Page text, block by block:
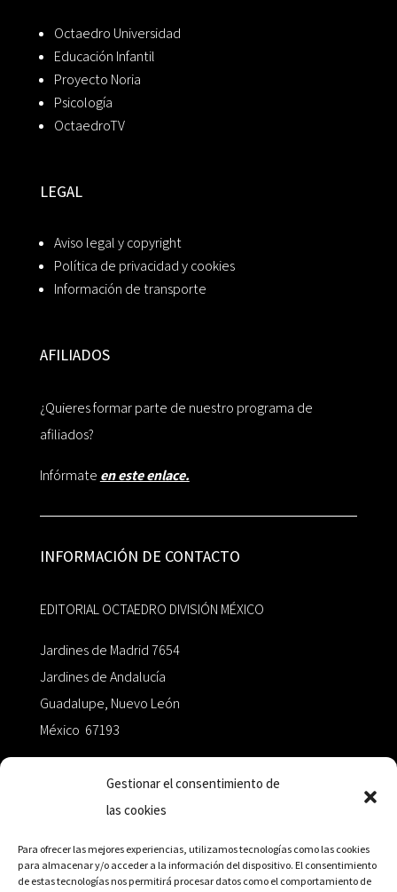
Gestionar el consentimiento de
las cookies
Para ofrecer las mejores experiencias, utilizamos tecnologías como las cookies
para almacenar y/o acceder a la información del dispositivo. El consentimiento
de estas tecnologías nos permitirá procesar datos como el comportamiento de
Octaedro Universidad
Educación Infantil
Proyecto Noria
Psicología
OctaedroTV
LEGAL
Aviso legal y copyright
Política de privacidad y cookies
Información de transporte
AFILIADOS
¿Quieres formar parte de nuestro programa de
afiliados?
Infórmate en este enlace.
INFORMACIÓN DE CONTACTO
EDITORIAL OCTAEDRO DIVISIÓN MÉXICO
Jardines de Madrid 7654
Jardines de Andalucía
Guadalupe, Nuevo León
México 67193
+52 811.499.5638
RED DE DISTRIBUCIÓN